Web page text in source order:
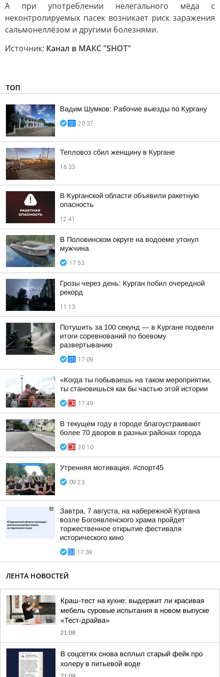
А при употреблении нелегального мёда с
неконтролируемых пасек возникает риск заражения
сальмонеллёзом и другими болезнями.
Источник: Канал в МАКС "SHOT"
ТОП
Вадим Шумков: Рабочие выезды по Кургану
20:37
Тепловоз сбил женщину в Кургане
16:33
В Курганской области объявили ракетную
опасность
12:41
В Половинском округе на водоеме утонул
мужчина
17:53
Грозы через день: Курган побил очередной
рекорд
11:13
Потушить за 100 секунд — в Кургане подвели
итоги соревнований по боевому
развертыванию
17:09
«Когда ты побываешь на таком мероприятии,
ты становишься как бы частью этой истории
17:49
В текущем году в городе благоустраивают
более 70 дворов в разных районах города
20:10
Утренняя мотивация. #спорт45
09:23
Завтра, 7 августа, на набережной Кургана
возле Богоявленского храма пройдет
торжественное открытие фестиваля
исторического кино
17:39
ЛЕНТА НОВОСТЕЙ
Краш-тест на кухне: выдержит ли красивая
мебель суровые испытания в новом выпуске
«Тест-драйва»
21:08
В соцсетях снова всплыл старый фейк про
холеру в питьевой воде